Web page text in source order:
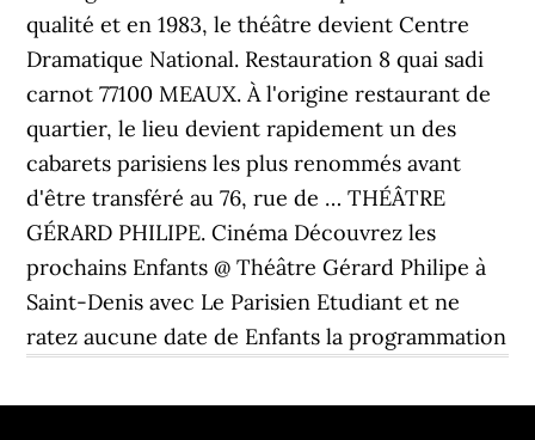
qualité et en 1983, le théâtre devient Centre
Dramatique National. Restauration 8 quai sadi
carnot 77100 MEAUX. À l'origine restaurant de
quartier, le lieu devient rapidement un des
cabarets parisiens les plus renommés avant
d'être transféré au 76, rue de … THÉÂTRE
GÉRARD PHILIPE. Cinéma Découvrez les
prochains Enfants @ Théâtre Gérard Philipe à
Saint-Denis avec Le Parisien Etudiant et ne
ratez aucune date de Enfants la programmation